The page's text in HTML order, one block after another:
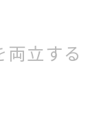
立する